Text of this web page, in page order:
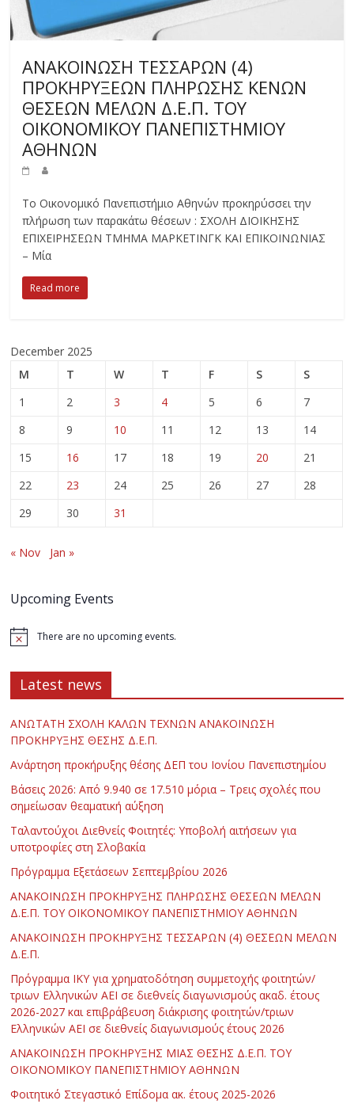
ΑΝΑΚΟΙΝΩΣΗ ΤΕΣΣΑΡΩΝ (4)
ΠΡΟΚΗΡΥΞΕΩΝ ΠΛΗΡΩΣΗΣ ΚΕΝΩΝ
ΘΕΣΕΩΝ ΜΕΛΩΝ Δ.Ε.Π. ΤΟΥ
ΟΙΚΟΝΟΜΙΚΟΥ ΠΑΝΕΠΙΣΤΗΜΙΟΥ
ΑΘΗΝΩΝ
Το Οικονομικό Πανεπιστήμιο Αθηνών προκηρύσσει την
πλήρωση των παρακάτω θέσεων : ΣΧΟΛΗ ΔΙΟΙΚΗΣΗΣ
ΕΠΙΧΕΙΡΗΣΕΩΝ ΤΜΗΜΑ ΜΑΡΚΕΤΙΝΓΚ ΚΑΙ ΕΠΙΚΟΙΝΩΝΙΑΣ
– Μία
Read more
December 2025
M
T W T F S
S
1
2 3 4 5 6
7
8
9 10 11 12 13
14
15
16 17 18 19 20
21
22
23 24 25 26 27
28
29
30 31
« Nov Jan »
Upcoming Events
There are no upcoming events.
Latest news
ΑΝΩΤΑΤΗ ΣΧΟΛΗ ΚΑΛΩΝ ΤΕΧΝΩΝ ΑΝΑΚΟΙΝΩΣΗ
ΠΡΟΚΗΡΥΞΗΣ ΘΕΣΗΣ Δ.Ε.Π.
Ανάρτηση προκήρυξης θέσης ΔΕΠ του Ιονίου Πανεπιστημίου
Βάσεις 2026: Από 9.940 σε 17.510 μόρια – Τρεις σχολές που
σημείωσαν θεαματική αύξηση
Ταλαντούχοι Διεθνείς Φοιτητές: Υποβολή αιτήσεων για
υποτροφίες στη Σλοβακία
Πρόγραμμα Εξετάσεων Σεπτεμβρίου 2026
ΑΝΑΚΟΙΝΩΣΗ ΠΡΟΚΗΡΥΞΗΣ ΠΛΗΡΩΣΗΣ ΘΕΣΕΩΝ ΜΕΛΩΝ
Δ.Ε.Π. ΤΟΥ ΟΙΚΟΝΟΜΙΚΟΥ ΠΑΝΕΠΙΣΤΗΜΙΟΥ ΑΘΗΝΩΝ
ΑΝΑΚΟΙΝΩΣΗ ΠΡΟΚΗΡΥΞΗΣ ΤΕΣΣΑΡΩΝ (4) ΘΕΣΕΩΝ ΜΕΛΩΝ
Δ.Ε.Π.
Πρόγραμμα ΙΚΥ για χρηματοδότηση συμμετοχής φοιτητών/
τριων Ελληνικών ΑΕΙ σε διεθνείς διαγωνισμούς ακαδ. έτους
2026-2027 και επιβράβευση διάκρισης φοιτητών/τριων
Ελληνικών ΑΕΙ σε διεθνείς διαγωνισμούς έτους 2026
ΑΝΑΚΟΙΝΩΣΗ ΠΡΟΚΗΡΥΞΗΣ ΜΙΑΣ ΘΕΣΗΣ Δ.Ε.Π. ΤΟΥ
ΟΙΚΟΝΟΜΙΚΟΥ ΠΑΝΕΠΙΣΤΗΜΙΟΥ ΑΘΗΝΩΝ
Φοιτητικό Στεγαστικό Επίδομα ακ. έτους 2025-2026